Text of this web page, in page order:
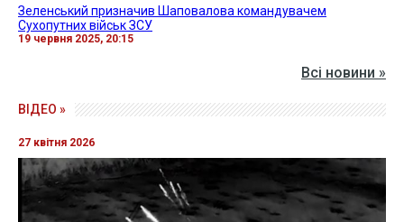
Зеленський призначив Шаповалова командувачем
Сухопутних військ ЗСУ
19 червня 2025, 20:15
Всі новини »
ВІДЕО »
27 квітня 2026